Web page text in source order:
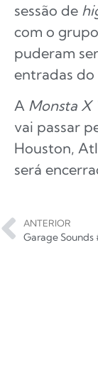
sessão de
com o
puderam
entradas do
A Monsta X
vai passar
Houston,
será
ANTERIOR